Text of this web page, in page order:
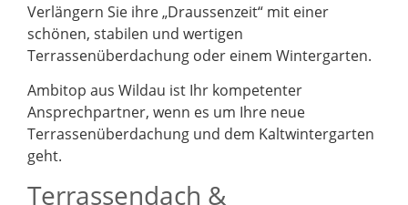
Verlängern Sie ihre „Draussenzeit“ mit einer
schönen, stabilen und wertigen
Terrassenüberdachung oder einem Wintergarten.
Ambitop aus Wildau ist Ihr kompetenter
Ansprechpartner, wenn es um Ihre neue
Terrassenüberdachung und dem Kaltwintergarten
geht.
Terrassendach &